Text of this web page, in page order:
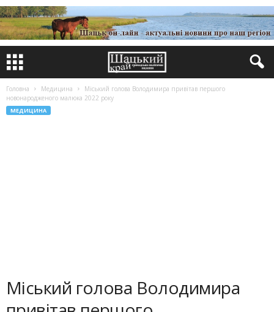
Головна Медицина
Міський голова Володимира привітав першого
новонародженого малюка 2022 року
МЕДИЦИНА
Міський голова Володимира